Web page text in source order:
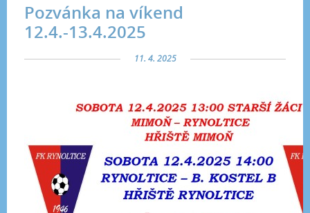
Pozvánka na víkend
12.4.-13.4.2025
11. 4. 2025